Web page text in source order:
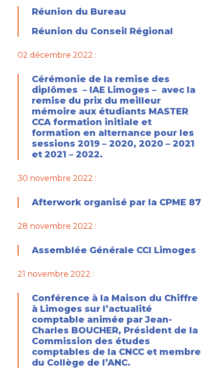
Réunion du Bureau
Réunion du Conseil Régional
02 décembre 2022 :
Cérémonie de la remise des
diplômes – IAE Limoges – avec la
remise du prix du meilleur
mémoire aux étudiants MASTER
CCA formation initiale et
formation en alternance pour les
sessions 2019 – 2020, 2020 – 2021
et 2021 – 2022.
30 novembre 2022 :
Afterwork organisé par la CPME 87
28 novembre 2022 :
Assemblée Générale CCI Limoges
21 novembre 2022 :
Conférence à la Maison du Chiffre
à Limoges sur l’actualité
comptable animée par Jean-
Charles BOUCHER, Président de la
Commission des études
comptables de la CNCC et membre
du Collège de l’ANC.